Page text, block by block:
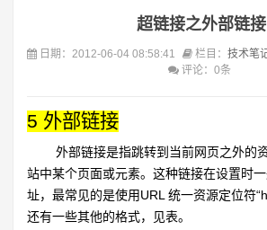
超链接之外部链接
日期：2012-06-04 08:58:41 栏目： 技术笔
评论：0条
5 外部链接
外部链接是指跳转到当前网页之外的资
站中某个页面或元素。这种链接在设置时
址，最常见的是使用URL 统一资源定位符
还有一些其他的格式，见表。